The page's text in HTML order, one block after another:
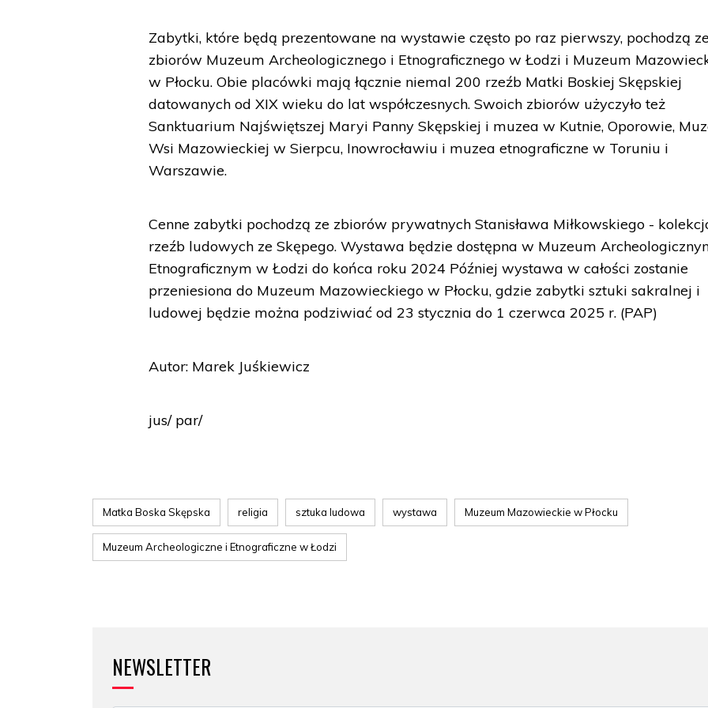
Zabytki, które będą prezentowane na wystawie często po raz pierwszy, pochodzą
zbiorów Muzeum Archeologicznego i Etnograficznego w Łodzi i Muzeum
w Płocku. Obie placówki mają łącznie niemal 200 rzeźb Matki Boskiej Skępskiej
datowanych od XIX wieku do lat współczesnych. Swoich zbiorów użyczyło też
Sanktuarium Najświętszej Maryi Panny Skępskiej i muzea w Kutnie, Oporowie,
Wsi Mazowieckiej w Sierpcu, Inowrocławiu i muzea etnograficzne w Toruniu i
Warszawie.
Cenne zabytki pochodzą ze zbiorów prywatnych Stanisława Miłkowskiego -
rzeźb ludowych ze Skępego. Wystawa będzie dostępna w Muzeum
Etnograficznym w Łodzi do końca roku 2024 Później wystawa w całości zostanie
przeniesiona do Muzeum Mazowieckiego w Płocku, gdzie zabytki sztuki sakralnej i
ludowej będzie można podziwiać od 23 stycznia do 1 czerwca 2025 r. (PAP)
Autor: Marek Juśkiewicz
jus/ par/
Matka Boska Skępska religia sztuka ludowa wystawa Muzeum Mazowieckie w Płocku
Muzeum Archeologiczne i Etnograficzne w Łodzi
NEWSLETTER